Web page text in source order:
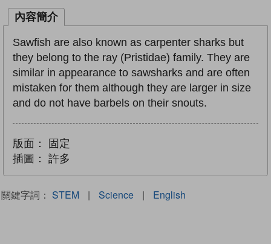
內容簡介
Sawfish are also known as carpenter sharks but
they belong to the ray (Pristidae) family. They are
similar in appearance to sawsharks and are often
mistaken for them although they are larger in size
and do not have barbels on their snouts.
版面：
固定
插圖：
許多
關鍵字詞： STEM | Science | English